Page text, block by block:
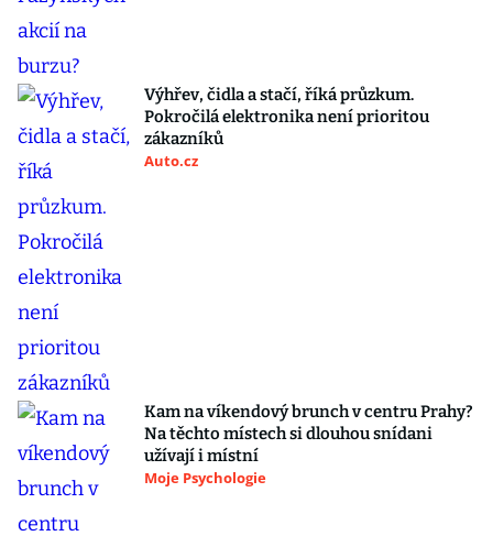
Výhřev, čidla a stačí, říká průzkum.
Pokročilá elektronika není prioritou
zákazníků
Auto.cz
Kam na víkendový brunch v centru Prahy?
Na těchto místech si dlouhou snídani
užívají i místní
Moje Psychologie